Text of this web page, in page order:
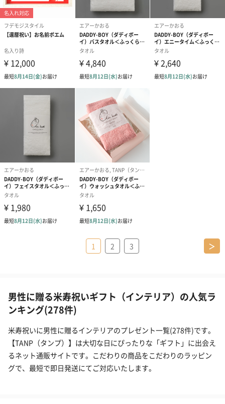
1 2 3 ＞
男性に贈る米寿祝いギフト（インテリア）の人気ラ
ンキング(278件)
米寿祝いに男性に贈るインテリアのプレゼント一覧(278件)です。
【TANP（タンプ）】は大切な日にぴったりな「ギフト」に出会え
るネット通販サイトです。こだわりの商品をこだわりのラッピン
グで、最短で即日発送にてご対応いたします。